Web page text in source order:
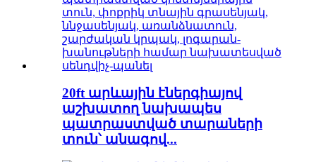
20ft արևային էներգիայով
աշխատող նախապես
պատրաստված տարաների
տուն՝ անագով...